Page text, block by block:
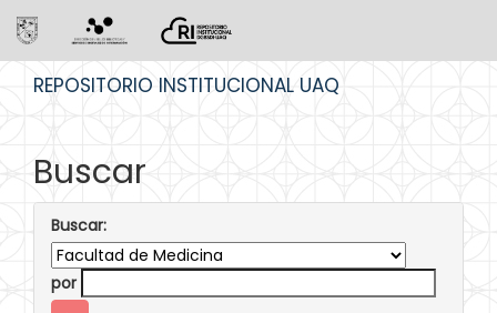
REPOSITORIO INSTITUCIONAL UAQ
Buscar
Buscar:
por